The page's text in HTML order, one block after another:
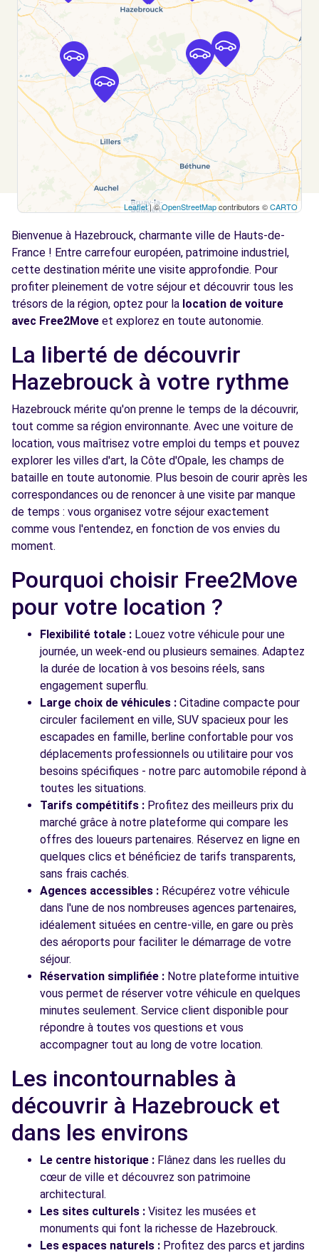
RENESCURE, 59173
Voir l'agence
Free2Move Rent - GARAGE BRUNEL SARL -
MERVILLE (C)
11.9
7 RUE LEON BLUM
MERVILLE, 59660
Voir l'agence
Free2Move Rent - GARAGE WARME - AIRE-
13.0
km
14 RUE LYDERIC
AIRE-SUR-LA-LYS, 62120
Voir l'agence
Free2Move Rent - GARAGE BURET
CHRISTOPHE - ISBERGUES (C)
48 RUE EDMOND MILLE - BERGUETTE
Voir l'agence
Free2Move Rent - GARAGE GUESTIN -
ESTAIRES (C)
13.8
198 RUE KENNEDY
ESTAIRES, 59940
Free2Move Rent - GARAGE TRONET -
BAILLEUL (C)
301 RUE DE LILLE
BAILLEUL, 59270
Voir l'agence
Leaflet| ©OpenStreetMapcontributors ©CARTO
Bienvenue à Hazebrouck, charmante ville de Hauts-de-
France ! Entre carrefour européen, patrimoine industriel,
cette destination mérite une visite approfondie. Pour
profiter pleinement de votre séjour et découvrir tous les
trésors de la région, optez pour la location de voiture
avec Free2Move et explorez en toute autonomie.
La liberté de découvrir
Hazebrouck à votre rythme
Hazebrouck mérite qu'on prenne le temps de la découvrir,
tout comme sa région environnante. Avec une voiture de
location, vous maîtrisez votre emploi du temps et pouvez
explorer les villes d'art, la Côte d'Opale, les champs de
bataille en toute autonomie. Plus besoin de courir après les
correspondances ou de renoncer à une visite par manque
de temps : vous organisez votre séjour exactement
comme vous l'entendez, en fonction de vos envies du
moment.
Pourquoi choisir Free2Move
pour votre location ?
Flexibilité totale : Louez votre véhicule pour une
journée, un week-end ou plusieurs semaines. Adaptez
la durée de location à vos besoins réels, sans
engagement superflu.
Large choix de véhicules : Citadine compacte pour
circuler facilement en ville, SUV spacieux pour les
escapades en famille, berline confortable pour vos
déplacements professionnels ou utilitaire pour vos
besoins spécifiques - notre parc automobile répond à
toutes les situations.
Tarifs compétitifs : Profitez des meilleurs prix du
marché grâce à notre plateforme qui compare les
offres des loueurs partenaires. Réservez en ligne en
quelques clics et bénéficiez de tarifs transparents,
sans frais cachés.
Agences accessibles : Récupérez votre véhicule
dans l'une de nos nombreuses agences partenaires,
idéalement situées en centre-ville, en gare ou près
des aéroports pour faciliter le démarrage de votre
séjour.
Réservation simplifiée : Notre plateforme intuitive
vous permet de réserver votre véhicule en quelques
minutes seulement. Service client disponible pour
répondre à toutes vos questions et vous
accompagner tout au long de votre location.
Les incontournables à
découvrir à Hazebrouck et
dans les environs
Le centre historique : Flânez dans les ruelles du
cœur de ville et découvrez son patrimoine
architectural.
Les sites culturels : Visitez les musées et
monuments qui font la richesse de Hazebrouck.
Les espaces naturels : Profitez des parcs et jardins